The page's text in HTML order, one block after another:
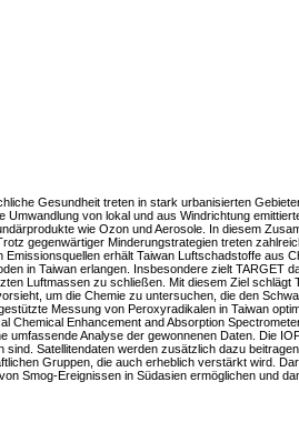
Gesundheit treten in stark urbanisierten
von lokal und aus Windrichtung
wie Ozon und Aerosole. In diesem
gegenwärtiger Minderungstrategien treten
erhält Taiwan Luftschadstoffe aus
in Taiwan erlangen. Insbesondere zielt TARGET
Luftmassen zu schließen. Mit diesem Ziel
um die Chemie zu untersuchen, die den
Messung von Peroxyradikalen in Taiwan
Enhancement and Absorption
Analyse der gewonnenen Daten. Die
Satellitendaten werden zusätzlich dazu
Gruppen, die auch erheblich verstärkt wird.
Smog-Ereignissen in Südasien ermöglichen und